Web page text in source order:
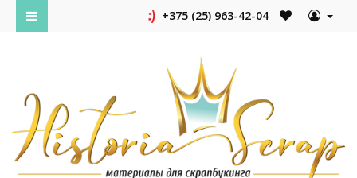
+375 (25) 963-42-04